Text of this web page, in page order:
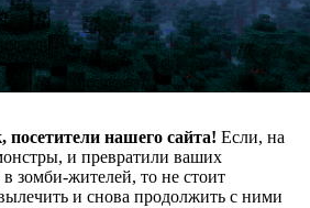
посетители нашего сайта! Если, на
и превратили ваших
зомби-жителей, то не стоит
и снова продолжить с ними